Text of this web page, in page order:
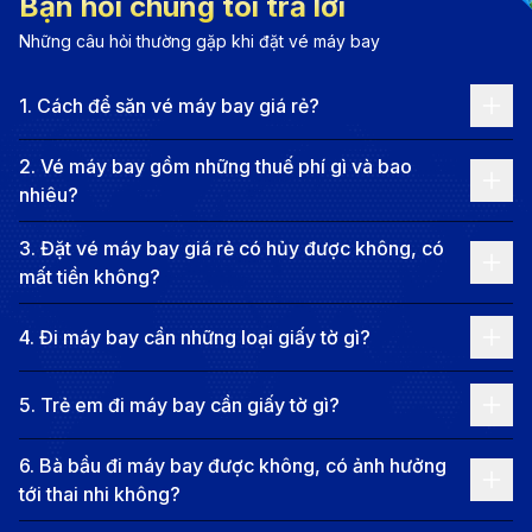
Amsterdam (AMS)
Các tuyến bay phổ biến từ Phú Quốc -
Hiện tại, không có chuyến bay thẳng từ Phú Quốc
(sân bay quốc tế Phú Quốc - PQC) đến Amsterdam
(sân bay quốc tế Schiphol - AMS). Tuy nhiên, bạn có
thể lựa chọn các chuyến bay nối chuyến qua
TP.HCM, Hà Nội, hoặc các thành phố lớn khác ở
châu Á, châu Âu, hoặc Trung Đông. Các chuyến bay
nối chuyến có cước vé dao động từ 12,000,000 VND
đến hơn 30,000,000 VND, và tổng thời gian bay ước
tính khoảng từ 20 giờ đến hơn 30 giờ, có thể kéo dài
hơn nếu thời gian quá cảnh dài, tùy thuộc vào hãng
Những câu hỏi thường gặp khi đặt vé máy bay
1. Cách để săn vé máy bay giá rẻ?
2. Vé máy bay gồm những thuế phí gì và bao
nhiêu?
3. Đặt vé máy bay giá rẻ có hủy được không, có
mất tiền không?
4. Đi máy bay cần những loại giấy tờ gì?
5. Trẻ em đi máy bay cần giấy tờ gì?
6. Bà bầu đi máy bay được không, có ảnh hưởng
tới thai nhi không?